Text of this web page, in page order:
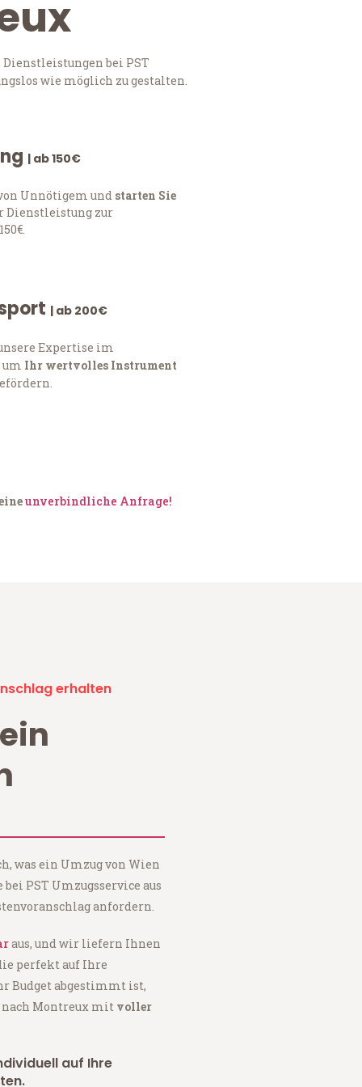
bei PST
wie möglich zu gestalten.
| ab 150€
Unnötigem und starten Sie
Dienstleistung zur
| ab 200€
Expertise im
um Ihr wertvolles Instrument
unverbindliche Anfrage!
erhalten
was ein Umzug von Wien
PST Umzugsservice aus
anfordern.
aus, und wir liefern Ihnen
perfekt auf Ihre
Budget abgestimmt ist,
nach Montreux mit voller
auf Ihre